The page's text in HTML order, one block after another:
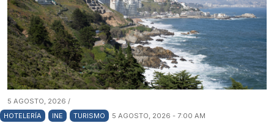
5 AGOSTO, 2026 /
HOTELERÍA
INE TURISMO 5 AGOSTO, 2026 - 7:00 AM